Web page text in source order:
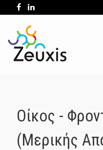
Oίκος -
(Μερικής